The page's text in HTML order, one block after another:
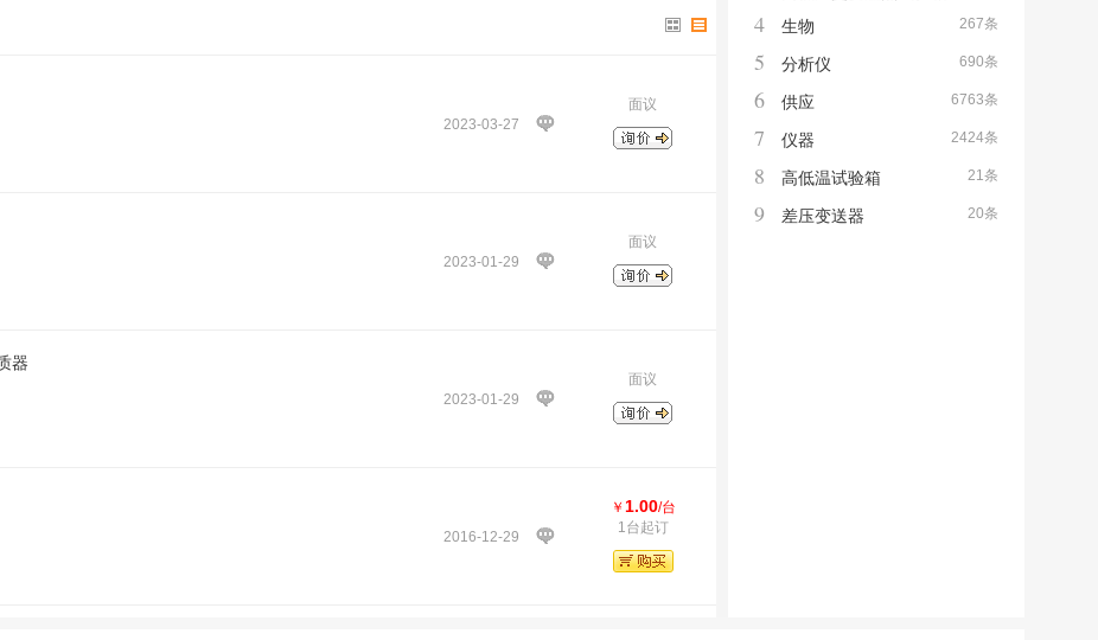
2023-03-27
面议
2023-01-29
面议
器
2023-01-29
面议
2016-12-29
￥ 1.00/台
1台起订
267条
4 生物
690条
5 分析仪
6763条
6 供应
2424条
7 仪器
21条
8 高低温试验箱
20条
9 差压变送器